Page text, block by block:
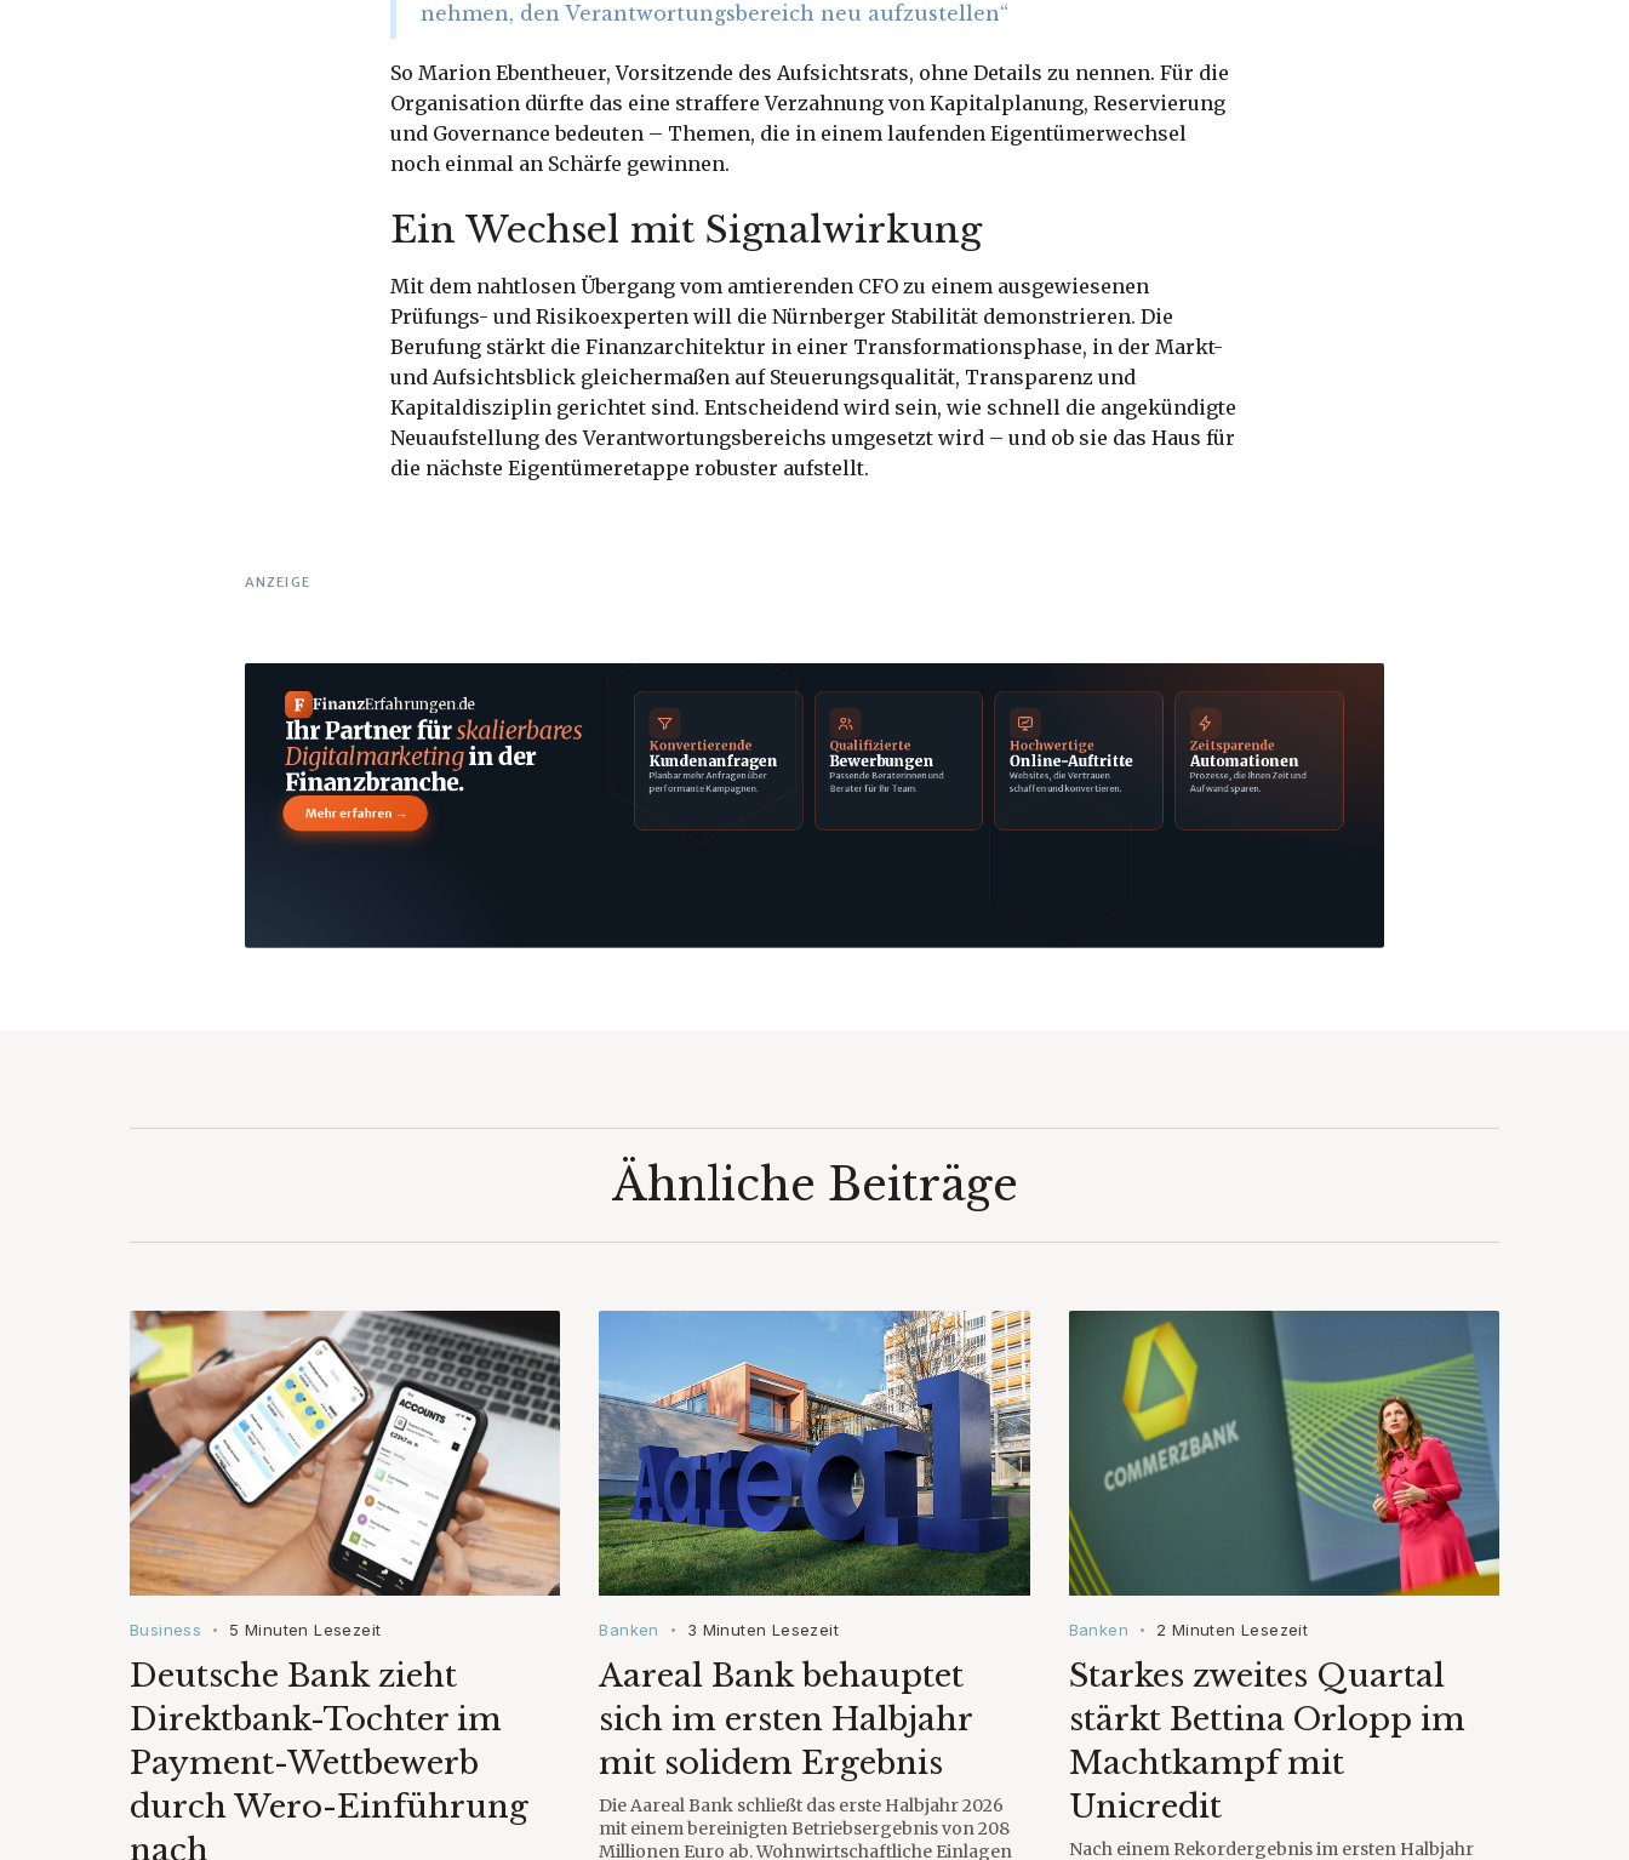
nehmen, den Verantwortungsbereich neu aufzustellen“
So Marion Ebentheuer, Vorsitzende des Aufsichtsrats, ohne Details zu nennen. Für die
Organisation dürfte das eine straffere Verzahnung von Kapitalplanung, Reservierung
und Governance bedeuten – Themen, die in einem laufenden Eigentümerwechsel
noch einmal an Schärfe gewinnen.
Ein Wechsel mit Signalwirkung
Mit dem nahtlosen Übergang vom amtierenden CFO zu einem ausgewiesenen
Prüfungs- und Risikoexperten will die Nürnberger Stabilität demonstrieren. Die
Berufung stärkt die Finanzarchitektur in einer Transformationsphase, in der Markt-
und Aufsichtsblick gleichermaßen auf Steuerungsqualität, Transparenz und
Kapitaldisziplin gerichtet sind. Entscheidend wird sein, wie schnell die angekündigte
Neuaufstellung des Verantwortungsbereichs umgesetzt wird – und ob sie das Haus für
die nächste Eigentümeretappe robuster aufstellt.
ANZEIGE
F FinanzErfahrungen.de
Ihr Partner fürskalierbares
Digitalmarketingin der
Finanzbranche.
Mehr erfahren→
Konvertierende
Kundenanfragen
Planbar mehr Anfragen über
performante Kampagnen.
Qualifizierte
Bewerbungen
Passende Beraterinnen und
Berater für Ihr Team.
Hochwertige
Online-Auftritte
Websites, die Vertrauen
schaffen und konvertieren.
Zeitsparende
Automationen
Prozesse, die Ihnen Zeit und
Aufwand sparen.
Ähnliche Beiträge
Business • 5 Minuten Lesezeit
Deutsche Bank zieht
Direktbank-Tochter im
Payment-Wettbewerb
durch Wero-Einführung
nach
Banken • 3 Minuten Lesezeit
Aareal Bank behauptet
sich im ersten Halbjahr
mit solidem Ergebnis
Die Aareal Bank schließt das erste Halbjahr 2026
mit einem bereinigten Betriebsergebnis von 208
Millionen Euro ab. Wohnwirtschaftliche Einlagen
Banken • 2 Minuten Lesezeit
Starkes zweites Quartal
stärkt Bettina Orlopp im
Machtkampf mit
Unicredit
Nach einem Rekordergebnis im ersten Halbjahr